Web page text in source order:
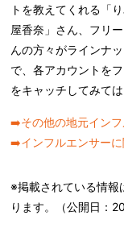
トを教えてくれる「
屋香奈」さん、フリ
んの方々がラインナ
で、各アカウントを
をキャッチしてみて
➡️その他の地元インフ
➡️インフルエンサーに
※掲載されている情報
ります。（公開日：